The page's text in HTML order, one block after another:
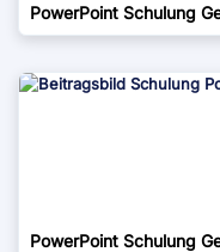
PowerPoint Schulung
PowerPoint Schulung